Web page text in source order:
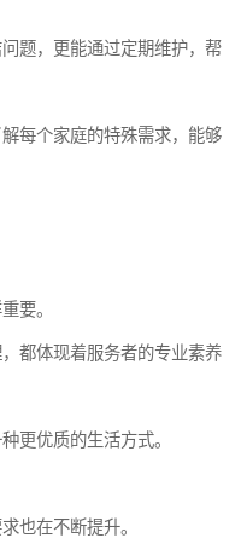
题，更能通过定期维护，帮
每个家庭的特殊需求，能够
要。
都体现着服务者的专业素养
更优质的生活方式。
也在不断提升。